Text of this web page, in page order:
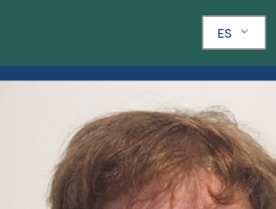
ES